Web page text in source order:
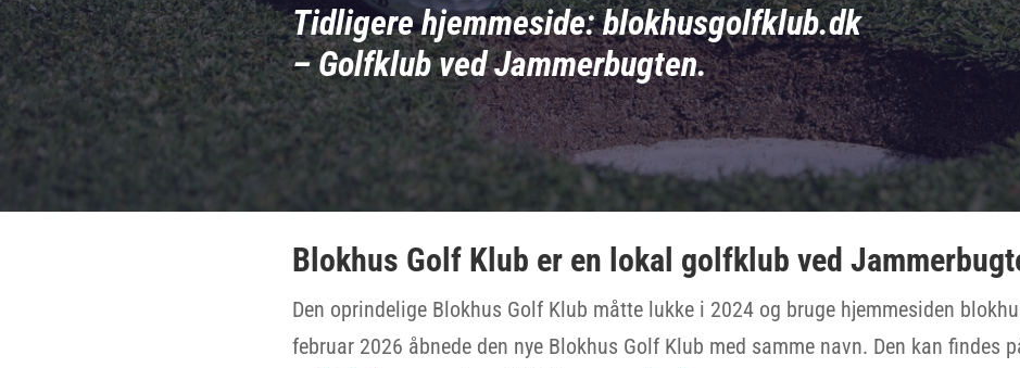
Tidligere hjemmeside: blokhusgolfklub.dk
– Golfklub ved Jammerbugten.
Blokhus Golf Klub er en lokal golfklub ved
Den oprindelige Blokhus Golf Klub måtte lukke i 2024 og bruge hjemmesiden
februar 2026 åbnede den nye Blokhus Golf Klub med samme navn. Den kan findes